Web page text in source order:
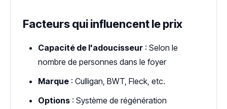
Facteurs qui influencent le prix
Capacité de l'adoucisseur : Selon le
nombre de personnes dans le foyer
Marque : Culligan, BWT, Fleck, etc.
Options : Système de régénération